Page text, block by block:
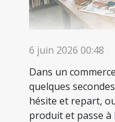
6 juin 2026 00:48
Dans un
quelques
hésite et repart,
produit et passe à